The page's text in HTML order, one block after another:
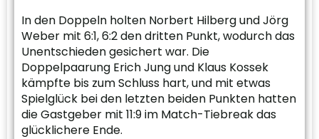
In den Doppeln holten Norbert Hilberg und Jörg
Weber mit 6:1, 6:2 den dritten Punkt, wodurch das
Unentschieden gesichert war. Die
Doppelpaarung Erich Jung und Klaus Kossek
kämpfte bis zum Schluss hart, und mit etwas
Spielglück bei den letzten beiden Punkten hatten
die Gastgeber mit 11:9 im Match-Tiebreak das
glücklichere Ende.